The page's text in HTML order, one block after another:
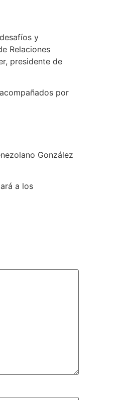
y
Relaciones
presidente de
por
González
a los